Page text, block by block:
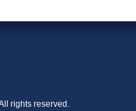
rights reserved.